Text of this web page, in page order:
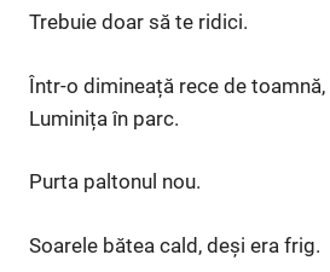
Trebuie doar să te ridici.
Într-o dimineață rece de
Luminița în parc.
Purta paltonul nou.
Soarele bătea cald, deși era frig.